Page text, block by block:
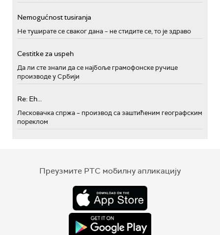
Nemogućnost tusiranja
Не туширате се сваког дана – не стидите се, то је здраво
Cestitke za uspeh
Да ли сте знали да се најбоље грамофонске ручице
производе у Србији
Re: Eh...
Лесковачка спржа – производ са заштићеним географским
пореклом
Преузмите РТС мобилну апликацију